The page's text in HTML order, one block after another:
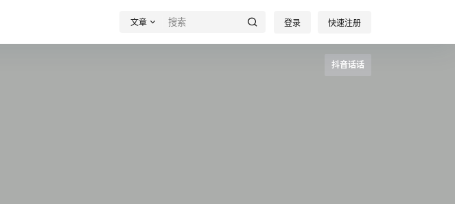
文章 登录 快速注册
抖音话话